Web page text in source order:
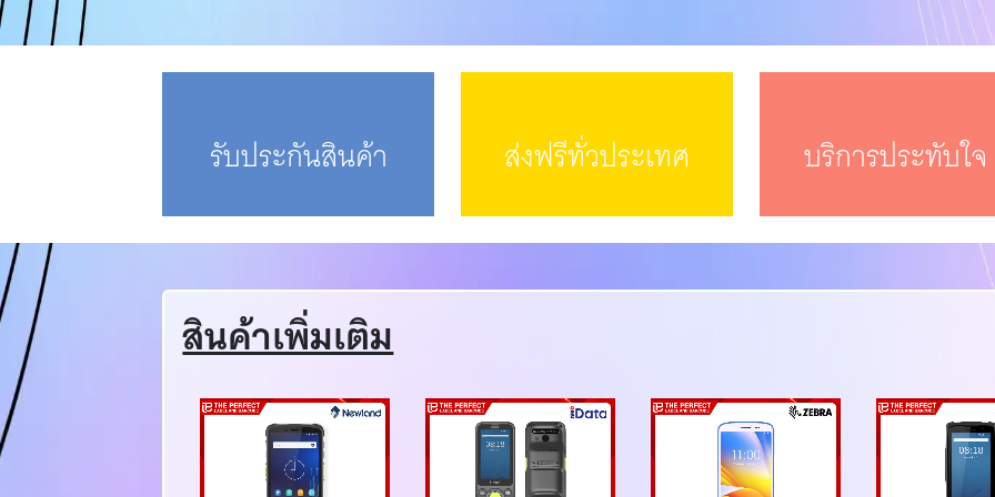
รับประกันสินค้า ส่งฟรีทั่วประเทศ บริการประทับใจ
สินค้าเพิ่มเติม